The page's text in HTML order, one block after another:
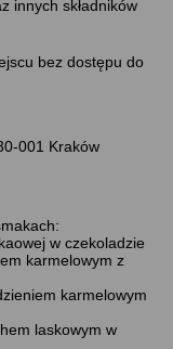
innych składników
bez dostępu do
001 Kraków
w czekoladzie
karmelowym z
karmelowym
laskowym w